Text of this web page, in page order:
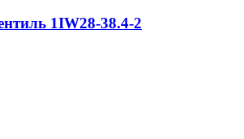
1IW28-38.4-2